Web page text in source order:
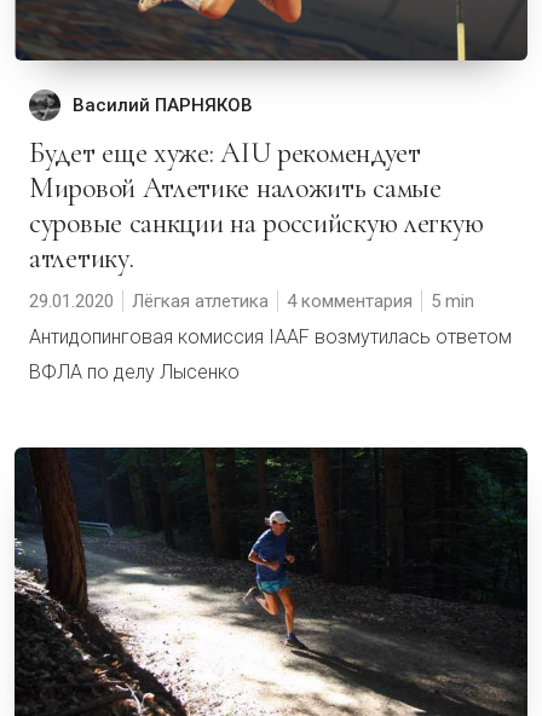
Василий ПАРНЯКОВ
Будет еще хуже: AIU рекомендует
Мировой Атлетике наложить самые
суровые санкции на российскую легкую
атлетику.
29.01.2020 Лёгкая атлетика 4 комментария 5
Антидопинговая комиссия IAAF возмутилась ответом
ВФЛА по делу Лысенко